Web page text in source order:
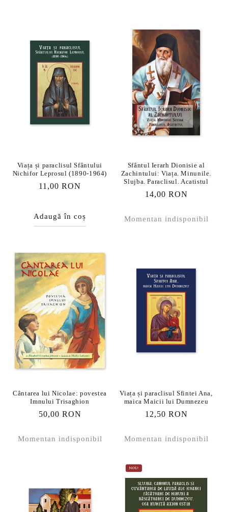
Viața și paraclisul Sfântului
Nichifor Leprosul (1890-1964)
Preț
11,00 RON
Adaugă în coș
Sfântul Ierarh Dionisie al
Zachintului: Viața. Minunile.
Slujba. Paraclisul. Acatistul
Preț
14,00 RON
Momentan indisponibil
Cântarea lui Nicolae: povestea
Imnului Trisaghion
Preț
50,00 RON
Momentan indisponibil
Viața și paraclisul Sfintei Ana,
maica Maicii lui Dumnezeu
Preț
12,50 RON
Momentan indisponibil